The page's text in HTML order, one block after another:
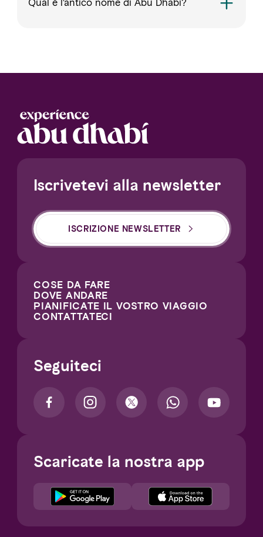
Qual è l’antico nome di Abu Dhabi?
Iscrivetevi alla newsletter
ISCRIZIONE NEWSLETTER
COSE DA FARE
DOVE ANDARE
PIANIFICATE IL VOSTRO VIAGGIO
CONTATTATECI
Seguiteci
Scaricate la nostra app